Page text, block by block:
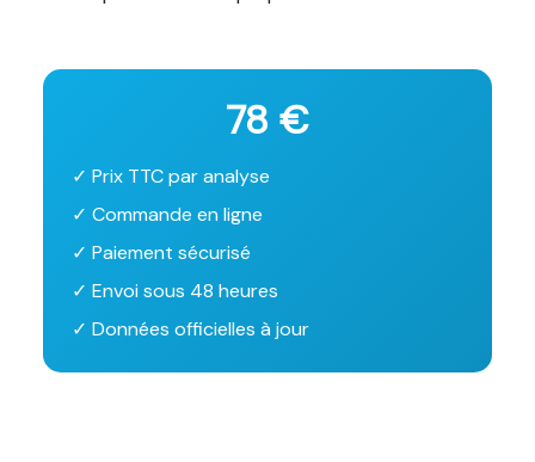
78 €
✓ Prix TTC par analyse
✓ Commande en ligne
✓ Paiement sécurisé
✓ Envoi sous 48 heures
✓ Données officielles à jour